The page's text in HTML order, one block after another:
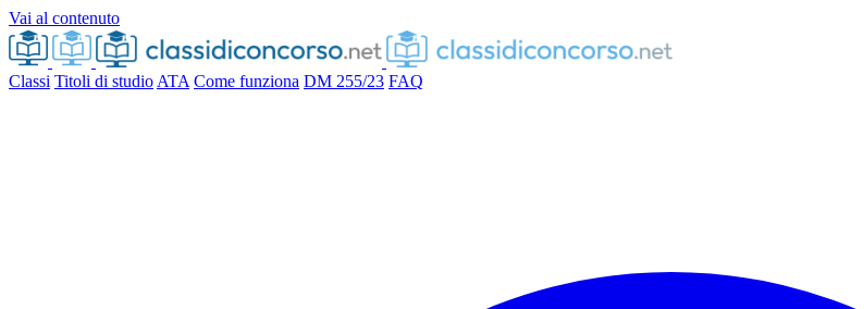
Vai al contenuto
Classi Titoli di studio ATA Come funziona DM 255/23 FAQ